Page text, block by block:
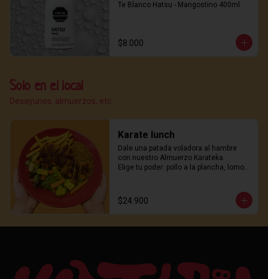
Te Blanco Hatsu - Mangostino 400ml
$8.000
Solo en el local
Desayunos, almuerzos, etc
Karate lunch
Dale una patada voladora al hambre
con nuestro Almuerzo Karateka.
Elige tu poder: pollo a la plancha, lomo
Acompañado de arroz salteado estilo
wok, papas crujientes y una ensalada
equilibran cada golpe de sabor.
$24.900